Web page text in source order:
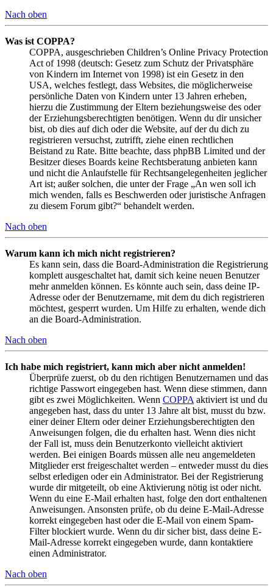
Nach oben
Was ist COPPA?
COPPA, ausgeschrieben Children’s Online Privacy Protection
Act of 1998 (deutsch: Gesetz zum Schutz der Privatsphäre
von Kindern im Internet von 1998) ist ein Gesetz in den
USA, welches festlegt, dass Websites, die möglicherweise
persönliche Daten von Kindern unter 13 Jahren erheben,
hierzu die Zustimmung der Eltern beziehungsweise des oder
der Erziehungsberechtigten benötigen. Wenn du dir unsicher
bist, ob dies auf dich oder die Website, auf der du dich zu
registrieren versuchst, zutrifft, ziehe einen rechtlichen
Beistand zu Rate. Bitte beachte, dass phpBB Limited und der
Besitzer dieses Boards keine Rechtsberatung anbieten kann
und nicht die Anlaufstelle für Rechtsangelegenheiten jeglicher
Art ist; außer solchen, die unter der Frage „An wen soll ich
mich wenden, falls es Beschwerden oder juristische Anfragen
zu diesem Forum gibt?“ behandelt werden.
Nach oben
Warum kann ich mich nicht registrieren?
Es kann sein, dass die Board-Administration die Registrierung
komplett ausgeschaltet hat, damit sich keine neuen Benutzer
mehr anmelden können. Es könnte auch sein, dass deine IP-
Adresse oder der Benutzername, mit dem du dich registrieren
möchtest, gesperrt wurden. Um Hilfe zu erhalten, wende dich
an die Board-Administration.
Nach oben
Ich habe mich registriert, kann mich aber nicht anmelden!
Überprüfe zuerst, ob du den richtigen Benutzernamen und das
richtige Passwort eingegeben hast. Wenn diese stimmen, dann
gibt es zwei Möglichkeiten. Wenn COPPA aktiviert ist und du
angegeben hast, dass du unter 13 Jahre alt bist, musst du bzw.
einer deiner Eltern oder deiner Erziehungsberechtigten den
Anweisungen folgen, die du erhalten hast. Wenn dies nicht
der Fall ist, muss dein Benutzerkonto vielleicht aktiviert
werden. Bei einigen Boards müssen alle neu angemeldeten
Mitglieder erst freigeschaltet werden – entweder musst du dies
selbst erledigen oder ein Administrator. Bei der Registrierung
wurde dir mitgeteilt, ob eine Aktivierung nötig ist oder nicht.
Wenn du eine E-Mail erhalten hast, folge den dort enthaltenen
Anweisungen. Ansonsten prüfe, ob du deine E-Mail-Adresse
korrekt eingegeben hast oder die E-Mail von einem Spam-
Filter blockiert wurde. Wenn du dir sicher bist, dass deine E-
Mail-Adresse korrekt eingegeben wurde, dann kontaktiere
einen Administrator.
Nach oben